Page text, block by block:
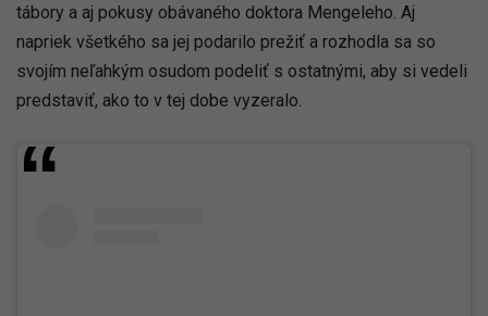
tábory a aj pokusy obávaného doktora Mengeleho. Aj
napriek všetkého sa jej podarilo prežiť a rozhodla sa so
svojím neľahkým osudom podeliť s ostatnými, aby si vedeli
predstaviť, ako to v tej dobe vyzeralo.